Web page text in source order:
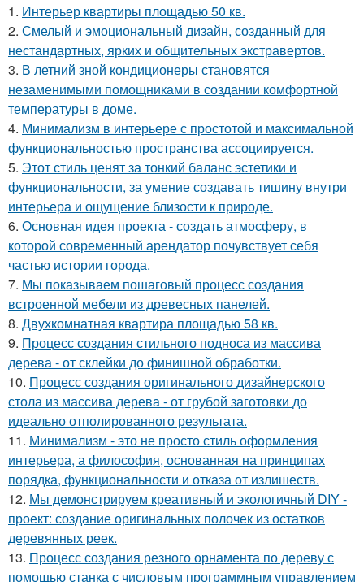
1. Интерьер квартиры площадью 50 кв.
2. Смелый и эмоциональный дизайн, созданный для
нестандартных, ярких и общительных экстравертов.
3. В летний зной кондиционеры становятся
незаменимыми помощниками в создании комфортной
температуры в доме.
4. Минимализм в интерьере с простотой и максимальной
функциональностью пространства ассоциируется.
5. Этот стиль ценят за тонкий баланс эстетики и
функциональности, за умение создавать тишину внутри
интерьера и ощущение близости к природе.
6. Основная идея проекта - создать атмосферу, в
которой современный арендатор почувствует себя
частью истории города.
7. Мы показываем пошаговый процесс создания
встроенной мебели из древесных панелей.
8. Двухкомнатная квартира площадью 58 кв.
9. Процесс создания стильного подноса из массива
дерева - от склейки до финишной обработки.
10. Процесс создания оригинального дизайнерского
стола из массива дерева - от грубой заготовки до
идеально отполированного результата.
11. Минимализм - это не просто стиль оформления
интерьера, а философия, основанная на принципах
порядка, функциональности и отказа от излишеств.
12. Мы демонстрируем креативный и экологичный DIY -
проект: создание оригинальных полочек из остатков
деревянных реек.
13. Процесс создания резного орнамента по дереву с
помощью станка с числовым программным управлением